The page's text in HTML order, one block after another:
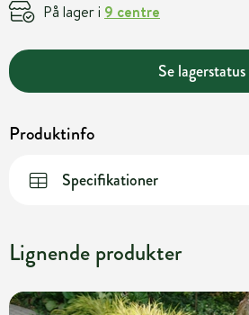
På lager i 9 centre
Se lagerstatus
Produktinfo
Specifikationer
Lignende produkter